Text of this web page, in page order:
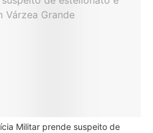
Militar prende suspeito de